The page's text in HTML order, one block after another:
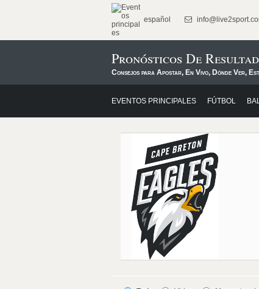
español
Pronósticos De
Consejos para Apostar, En Vivo, Dónde Ver,
EVENTOS PRINCIPALES FÚTBOL